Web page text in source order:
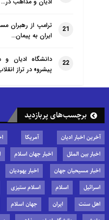
21
ترامپ از رهبران
ایران به پیمان…
22
دانشگاه ادیان
پیشرو» در تراز
برچسب‌های پربازدید
آخرین اخبار ادیان آمریکا
اخبار بین الملل
اخبار جهان اسلام
اخبار مسیحیان جهان
اخبار یهودیان
اسرائیل
اسلام اسلام ستیزی
اهل سنت
ایران جهان اسلام